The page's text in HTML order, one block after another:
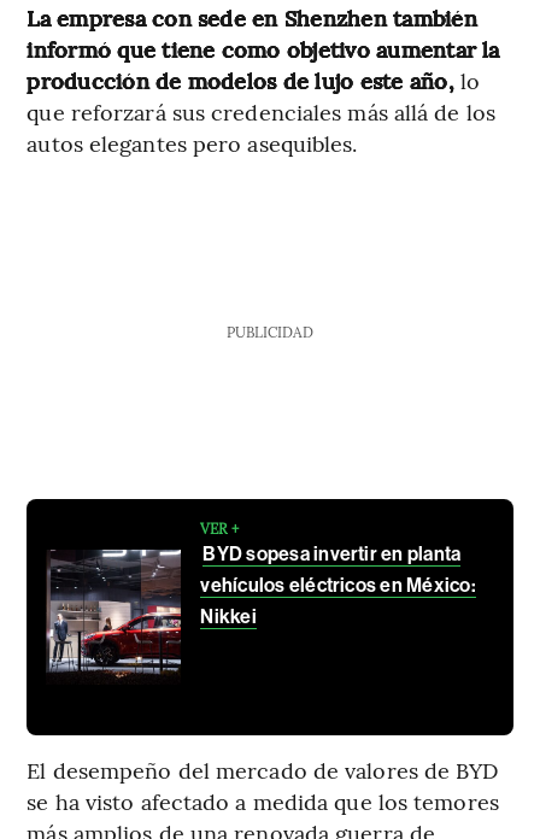
La empresa con sede en Shenzhen también
informó que tiene como objetivo aumentar la
producción de modelos de lujo este año, lo
que reforzará sus credenciales más allá de los
autos elegantes pero asequibles.
PUBLICIDAD
VER +
BYD sopesa invertir en planta
vehículos eléctricos en México:
Nikkei
El desempeño del mercado de valores de BYD
se ha visto afectado a medida que los temores
más amplios de una renovada guerra de